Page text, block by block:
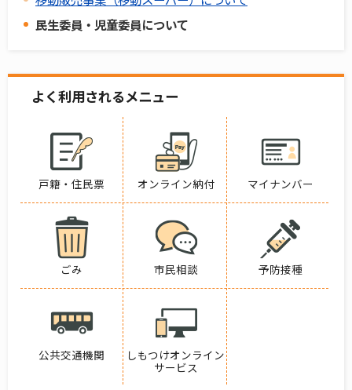
民生委員・児童委員について
よく利用されるメニュー
戸籍・住民票 オンライン納付 マイナンバー
ごみ 市民相談 予防接種
公共交通機関
しもつけオンライン
サービス